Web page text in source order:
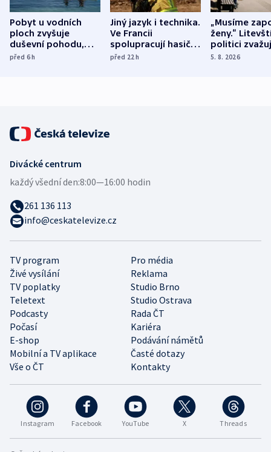
Pobyt u vodních
ploch zvyšuje
duševní pohodu,
ukázala
před 6h
Jiný jazyk i technika.
Ve Francii
spolupracují hasiči z
různých zemí
před 22h
„Musíme
ženy.“
politici
dohodu o
5. 8. 2026
Instagram Facebook YouTube X Threads
TV program
Pro média
Živé vysílání
Reklama
TV poplatky
Studio Brno
Teletext
Studio Ostrava
Podcasty
Rada ČT
Počasí
Kariéra
E-shop
Podávání námětů
Mobilní a TV aplikace
Časté dotazy
Vše o ČT
Kontakty
Divácké centrum
každý všední den:8:00—16:00 hodin
261 136 113
info@ceskatelevize.cz